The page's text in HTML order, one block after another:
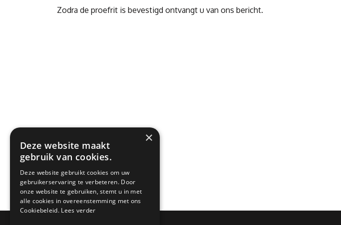
Zodra de proefrit is bevestigd ontvangt u van ons bericht.
×
Deze website maakt
gebruik van cookies.
Deze website gebruikt cookies om uw
gebruikerservaring te verbeteren. Door
onze website te gebruiken, stemt u in met
alle cookies in overeenstemming met ons
Cookiebeleid. Lees verder